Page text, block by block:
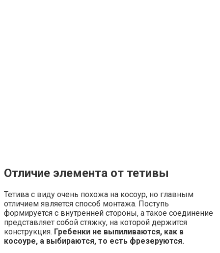
Отличие элемента от тетивы
Тетива с виду очень похожа на косоур, но главным
отличием является способ монтажа. Поступь
формируется с внутренней стороны, а такое соединение
представляет собой стяжку, на которой держится
конструкция. Гребенки не выпиливаются, как в
косоуре, а выбираются, то есть фрезеруются.